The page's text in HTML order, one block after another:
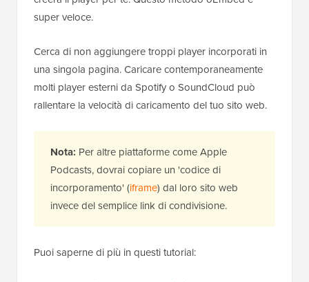
super veloce.
Cerca di non aggiungere troppi player incorporati in
una singola pagina. Caricare contemporaneamente
molti player esterni da Spotify o SoundCloud può
rallentare la velocità di caricamento del tuo sito web.
Nota: Per altre piattaforme come Apple
Podcasts, dovrai copiare un 'codice di
incorporamento' (iframe) dal loro sito web
invece del semplice link di condivisione.
Puoi saperne di più in questi tutorial: